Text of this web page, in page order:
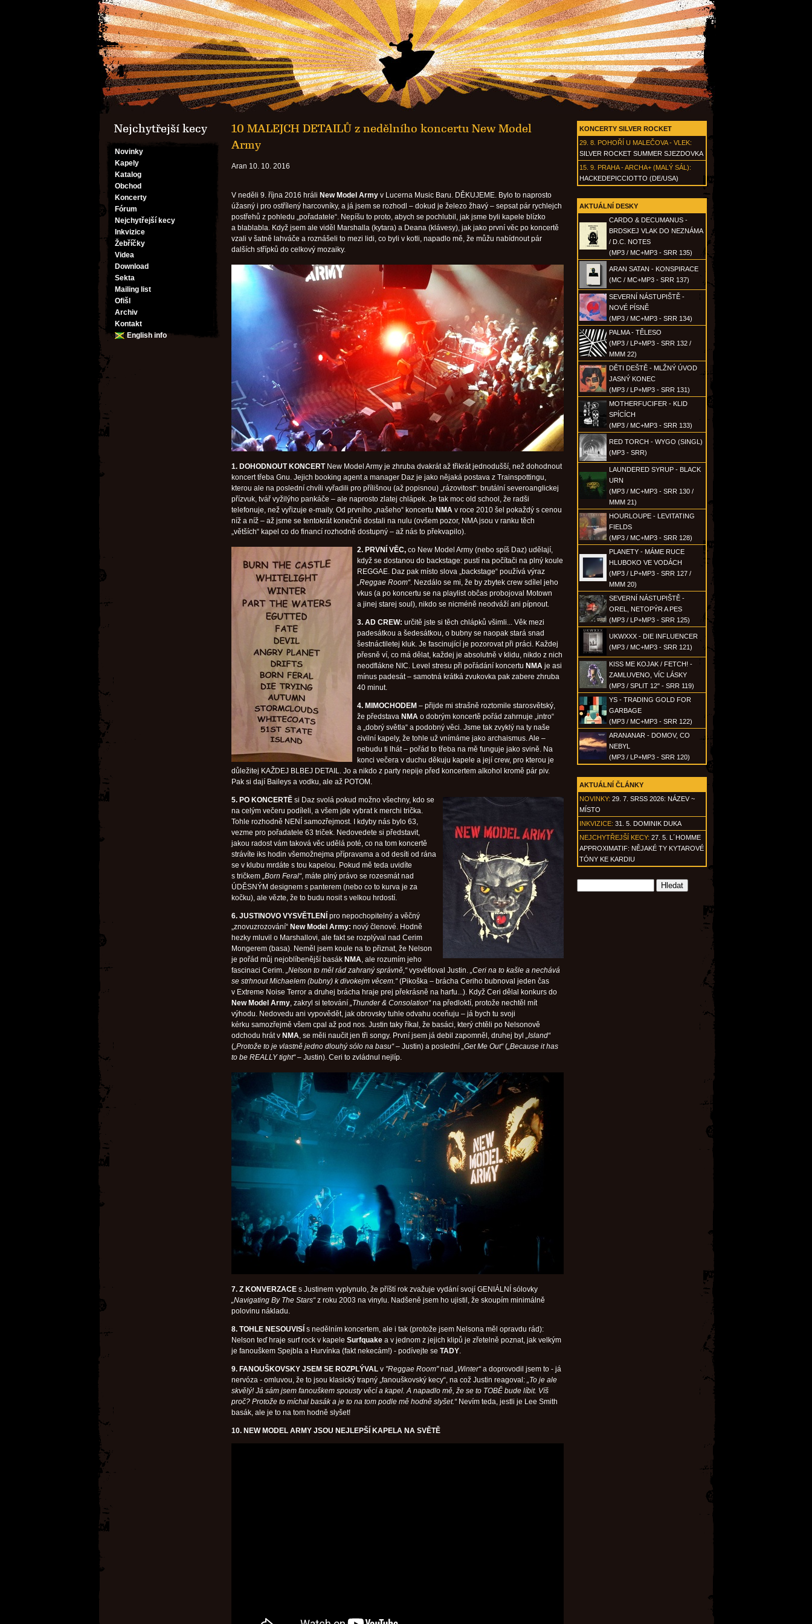
Nejchytřejší kecy
Novinky
Kapely
Katalog
Obchod
Koncerty
Fórum
Nejchytřejší kecy
Inkvizice
Žebříčky
Videa
Download
Sekta
Mailing list
Ofišl
Archiv
Kontakt
English info
KONCERTY SILVER ROCKET
29. 8. POHOŘÍ U MALEČOVA - VLEK:
SILVER ROCKET SUMMER SJEZDOVKA
15. 9. PRAHA - ARCHA+ (MALÝ SÁL):
HACKEDEPICCIOTTO (DE/USA)
AKTUÁLNÍ DESKY
CARDO & DECUMANUS -
BRDSKEJ VLAK DO NEZNÁMA
/ D.C. NOTES
(MP3 / MC+MP3 - SRR 135)
ARAN SATAN - KONSPIRACE
(MC / MC+MP3 - SRR 137)
SEVERNÍ NÁSTUPIŠTĚ -
NOVÉ PÍSNĚ
(MP3 / MC+MP3 - SRR 134)
PALMA - TĚLESO
(MP3 / LP+MP3 - SRR 132 /
MMM 22)
DĚTI DEŠTĚ - MLŽNÝ ÚVOD
JASNÝ KONEC
(MP3 / LP+MP3 - SRR 131)
MOTHERFUCIFER - KLID
SPÍCÍCH
(MP3 / MC+MP3 - SRR 133)
RED TORCH - WYGO (SINGL)
(MP3 - SRR)
LAUNDERED SYRUP - BLACK
URN
(MP3 / MC+MP3 - SRR 130 /
MMM 21)
HOURLOUPE - LEVITATING
FIELDS
(MP3 / MC+MP3 - SRR 128)
PLANETY - MÁME RUCE
HLUBOKO VE VODÁCH
(MP3 / LP+MP3 - SRR 127 /
MMM 20)
SEVERNÍ NÁSTUPIŠTĚ -
OREL, NETOPÝR A PES
(MP3 / LP+MP3 - SRR 125)
UKWXXX - DIE INFLUENCER
(MP3 / MC+MP3 - SRR 121)
KISS ME KOJAK / FETCH! -
ZAMLUVENO, VÍC LÁSKY
(MP3 / SPLIT 12" - SRR 119)
YS - TRADING GOLD FOR
GARBAGE
(MP3 / MC+MP3 - SRR 122)
ARANANAR - DOMOV, CO
NEBYL
(MP3 / LP+MP3 - SRR 120)
AKTUÁLNÍ ČLÁNKY
NOVINKY: 29. 7. SRSS 2026: NÁZEV ~
MÍSTO
INKVIZICE: 31. 5. DOMINIK DUKA
NEJCHYTŘEJŠÍ KECY: 27. 5. L´HOMME
APPROXIMATIF: NĚJAKÉ TY KYTAROVÉ
TÓNY KE KARDIU
10 MALEJCH DETAILŮ z nedělního koncertu New Model
Army
Aran 10. 10. 2016
V neděli 9. října 2016 hráli New Model Army v Lucerna Music Baru. DĚKUJEME. Bylo to naprosto
úžasný i pro ostřílený harcovníky, a já jsem se rozhodl – dokud je železo žhavý – sepsat pár rychlejch
postřehů z pohledu „pořadatele“. Nepíšu to proto, abych se pochlubil, jak jsme byli kapele blízko
a blablabla. Když jsem ale viděl Marshalla (kytara) a Deana (klávesy), jak jako první věc po koncertě
vzali v šatně lahváče a roznášeli to mezi lidi, co byli v kotli, napadlo mě, že můžu nabídnout pár
dalších střípků do celkový mozaiky.
1. DOHODNOUT KONCERT New Model Army je zhruba dvakrát až třikrát jednodušší, než dohodnout
koncert třeba Gnu. Jejich booking agent a manager Daz je jako nějaká postava z Trainspottingu,
kterou ale na poslední chvíli vyřadili pro přílišnou (až popisnou) „rázovitost“: brutální severoanglickej
přízvuk, tvář vyžilýho pankáče – ale naprosto zlatej chlápek. Je tak moc old school, že radši
telefonuje, než vyřizuje e-maily. Od prvního „našeho“ koncertu NMA v roce 2010 šel pokaždý s cenou
níž a níž – až jsme se tentokrát konečně dostali na nulu (ovšem pozor, NMA jsou v ranku těch
„větších“ kapel co do financí rozhodně dostupný – až nás to překvapilo).
2. PRVNÍ VĚC, co New Model Army (nebo spíš Daz) udělají,
když se dostanou do backstage: pustí na počítači na plný koule
REGGAE. Daz pak místo slova „backstage“ používá výraz
„Reggae Room“. Nezdálo se mi, že by zbytek crew sdílel jeho
vkus (a po koncertu se na playlist občas probojoval Motown
a jinej starej soul), nikdo se nicméně neodváží ani pípnout.
3. AD CREW: určitě jste si těch chlápků všimli... Věk mezi
padesátkou a šedesátkou, o bubny se naopak stará snad
šestnáctiletej kluk. Je fascinující je pozorovat při práci. Každej
přesně ví, co má dělat, každej je absolutně v klidu, nikdo z nich
neodflákne NIC. Level stresu při pořádání koncertu NMA je asi
mínus padesát – samotná krátká zvukovka pak zabere zhruba
40 minut.
4. MIMOCHODEM – přijde mi strašně roztomile starosvětský,
že představa NMA o dobrým koncertě pořád zahrnuje „intro“
a „dobrý světla“ a podobný věci. Jsme tak zvyklý na ty naše
civilní kapely, že tohle už vnímáme jako archaismus. Ale –
nebudu ti lhát – pořád to třeba na mě funguje jako svině. Na
konci večera v duchu děkuju kapele a její crew, pro kterou je
důležitej KAŽDEJ BLBEJ DETAIL. Jo a nikdo z party nepije před koncertem alkohol kromě pár piv.
Pak si dají Baileys a vodku, ale až POTOM.
5. PO KONCERTĚ si Daz svolá pokud možno všechny, kdo se
na celým večeru podíleli, a všem jde vybrat k merchi trička.
Tohle rozhodně NENÍ samozřejmost. I kdyby nás bylo 63,
vezme pro pořadatele 63 triček. Nedovedete si představit,
jakou radost vám taková věc udělá poté, co na tom koncertě
strávíte iks hodin všemožnejma přípravama a od desíti od rána
se v klubu mrdáte s tou kapelou. Pokud mě teda uvidíte
s tričkem „Born Feral“, máte plný právo se rozesmát nad
ÚDĚSNÝM designem s panterem (nebo co to kurva je za
kočku), ale vězte, že to budu nosit s velkou hrdostí.
6. JUSTINOVO VYSVĚTLENÍ pro nepochopitelný a věčný
„znovuzrozování“ New Model Army: nový členové. Hodně
hezky mluvil o Marshallovi, ale fakt se rozplýval nad Cerim
Mongerem (basa). Neměl jsem koule na to přiznat, že Nelson
je pořád můj nejoblíbenější basák NMA, ale rozumím jeho
fascinaci Cerim. „Nelson to měl rád zahraný správně,“vysvětloval Justin. „Ceri na to kašle a nechává
se strhnout Michaelem (bubny) k divokejm věcem.“(Pikoška – brácha Ceriho bubnoval jeden čas
v Extreme Noise Terror a druhej brácha hraje prej překrásně na harfu...). Když Ceri dělal konkurs do
New Model Army, zakryl si tetování „Thunder & Consolation“na předloktí, protože nechtěl mít
výhodu. Nedovedu ani vypovědět, jak obrovsky tuhle odvahu oceňuju – já bych tu svoji
kérku samozřejmě všem cpal až pod nos. Justin taky říkal, že basáci, který chtěli po Nelsonově
odchodu hrát v NMA, se měli naučit jen tři songy. První jsem já debil zapomněl, druhej byl „Island“
(„Protože to je vlastně jedno dlouhý sólo na basu“– Justin) a poslední „Get Me Out“(„Because it has
to be REALLY tight“– Justin). Ceri to zvládnul nejlíp.
7. Z KONVERZACE s Justinem vyplynulo, že příští rok zvažuje vydání svojí GENIÁLNÍ sólovky
„Navigating By The Stars“z roku 2003 na vinylu. Nadšeně jsem ho ujistil, že skoupím minimálně
polovinu nákladu.
8. TOHLE NESOUVISÍ s nedělním koncertem, ale i tak (protože jsem Nelsona měl opravdu rád):
Nelson teď hraje surf rock v kapele Surfquake a v jednom z jejich klipů je zřetelně poznat, jak velkým
je fanouškem Spejbla a Hurvínka (fakt nekecám!) - podívejte se TADY.
9. FANOUŠKOVSKY JSEM SE ROZPLÝVAL v "Reggae Room"nad „Winter“a doprovodil jsem to - já
nervóza - omluvou, že to jsou klasický trapný „fanouškovský kecy“, na což Justin reagoval: „To je ale
skvělý! Já sám jsem fanouškem spousty věcí a kapel. A napadlo mě, že se to TOBĚ bude líbit. Víš
proč? Protože to míchal basák a je to na tom podle mě hodně slyšet.“Nevím teda, jestli je Lee Smith
basák, ale je to na tom hodně slyšet!
10. NEW MODEL ARMY JSOU NEJLEPŠÍ KAPELA NA SVĚTĚ